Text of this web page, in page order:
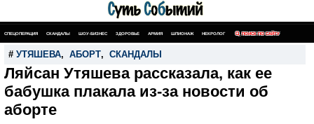
СПЕЦОПЕРАЦИЯ СКАНДАЛЫ ШОУ-БИЗНЕС ЗДОРОВЬЕ АРМИЯ ШПИОНАЖ НЕКРОЛОГ ПОИСК ПО САЙТУ
# УТЯШЕВА, АБОРТ, СКАНДАЛЫ
Ляйсан Утяшева рассказала, как ее
бабушка плакала из-за новости об
аборте